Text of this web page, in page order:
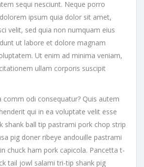
sequi nesciunt. Neque porro
ipsum quia dolor sit amet,
velit, sed quia non numquam eius
ut labore et dolore magnam
Ut enim ad minima veniam,
ullam corporis suscipit
comm odi consequatur? Quis autem
qui in ea voluptate velit esse
shank ball tip pastrami pork chop strip
pig doner ribeye andouille pastrami
chuck ham pork capicola. Pancetta t-
tail jowl salami tri-tip shank pig